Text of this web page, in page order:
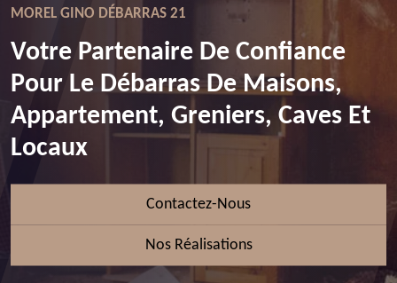
MOREL GINO DÉBARRAS 21
Votre Partenaire De Confiance
Pour Le Débarras De Maisons,
Appartement, Greniers, Caves Et
Locaux
Contactez-Nous
Nos Réalisations